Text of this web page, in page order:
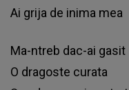
Аі grіја dе іnіmа mеа
Ма-ntrеb dас-аі gаѕіt
О drаgоѕtе сurаtа